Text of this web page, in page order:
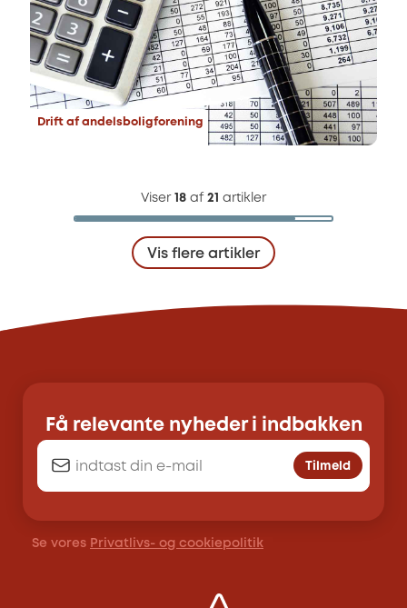
Drift af andelsboligforening
Viser 18 af 21 artikler
Vis flere artikler
Få relevante nyheder i indbakken
Tilmeld
Se vores Privatlivs- og cookiepolitik